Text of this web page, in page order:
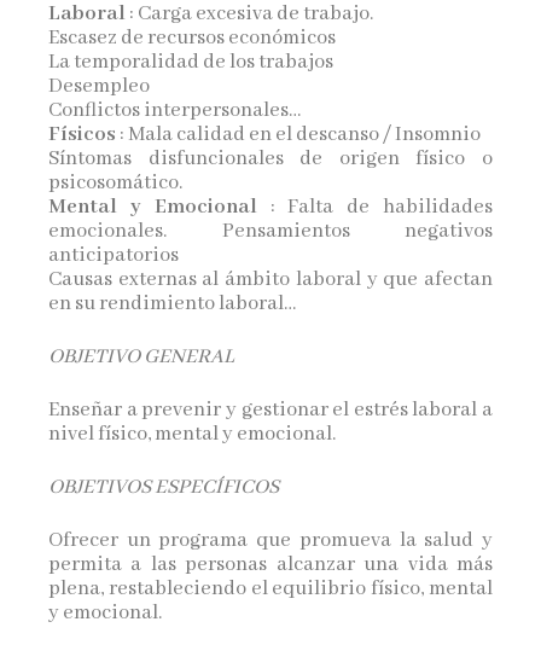
Laboral: Carga excesiva de trabajo.
Escasez de recursos económicos
La temporalidad de los trabajos
Desempleo
Conflictos interpersonales…
Físicos : Mala calidad en el descanso / Insomnio
Síntomas disfuncionales de origen físico o
psicosomático.
Mental y Emocional: Falta de habilidades
emocionales. Pensamientos negativos
anticipatorios
Causas externas al ámbito laboral y que afectan
en su rendimiento laboral…
OBJETIVO GENERAL
Enseñar a prevenir y gestionar el estrés laboral a
nivel físico, mental y emocional.
OBJETIVOS ESPECÍFICOS
Ofrecer un programa que promueva la salud y
permita a las personas alcanzar una vida más
plena, restableciendo el equilibrio físico, mental
y emocional.